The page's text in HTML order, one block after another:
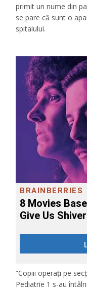
primit un nume din
se pare că sunt o
spitalului.
”Copiii operați pe
Pediatrie 1 s-au